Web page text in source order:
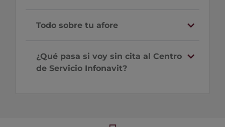
Todo sobre tu afore
¿Qué pasa si voy sin cita al Centro
de Servicio Infonavit?